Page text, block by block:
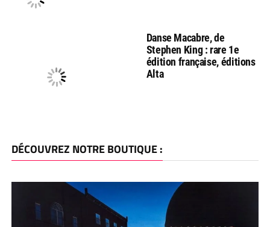
Danse Macabre, de
Stephen King : rare 1e
édition française, éditions
Alta
DÉCOUVREZ NOTRE BOUTIQUE :